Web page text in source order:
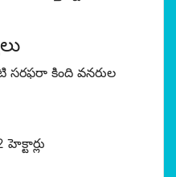
కింది వనరుల